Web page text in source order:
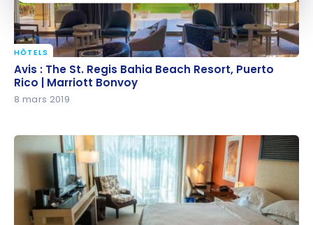
Avis : The St. Regis Bahia Beach Resort, Puerto Rico |
Marriott Bonvoy
HÔTELS
Avis : The St. Regis Bahia Beach Resort, Puerto
Rico | Marriott Bonvoy
8 mars 2019